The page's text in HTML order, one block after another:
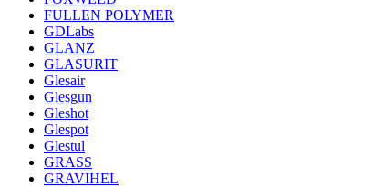
FULLEN POLYMER
GDLabs
GLANZ
GLASURIT
Glesair
Glesgun
Gleshot
Glespot
Glestul
GRASS
GRAVIHEL